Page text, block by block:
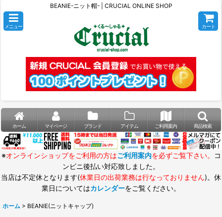
BEANIE-ニット帽- | CRUCIAL ONLINE SHOP
メニュー カート
ホーム マイページ ブランド アイテム ご利用案内 商品検索
※オンラインショップをご利用の方はご利用案内を必ずご覧下さい。
コ
ンビニ後払い対応致しました。
当店は不定休となります(休業日の出荷業務は行なっておりません)。休
業日についてはカレンダーをご覧ください。
ホーム > BEANIE(ニットキャップ)